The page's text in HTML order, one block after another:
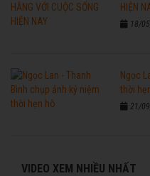
HIỆN
18/
Ngọc
thời
21/
VIDEO XEM NHIỀU NHẤT